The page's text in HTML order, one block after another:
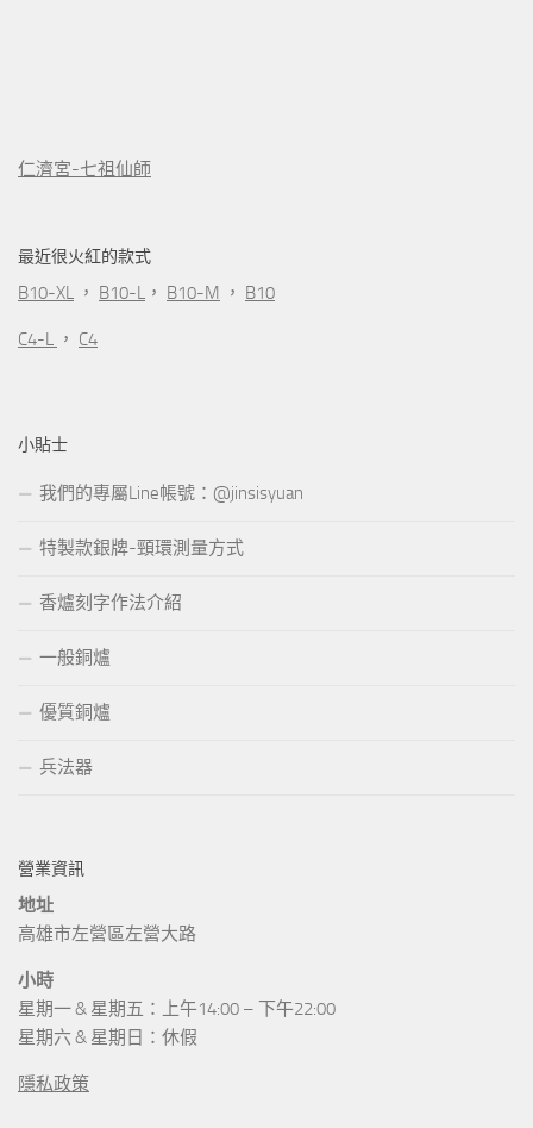
仁濟宮-七祖仙師
最近很火紅的款式
B10-XL ， B10-L ， B10-M ， B10
C4-L ， C4
小貼士
我們的專屬Line帳號：@jinsisyuan
特製款銀牌-頸環測量方式
香爐刻字作法介紹
一般銅爐
優質銅爐
兵法器
營業資訊
地址
高雄市左營區左營大路
小時
星期一 & 星期五：上午14:00 – 下午22:00
星期六 & 星期日：休假
隱私政策